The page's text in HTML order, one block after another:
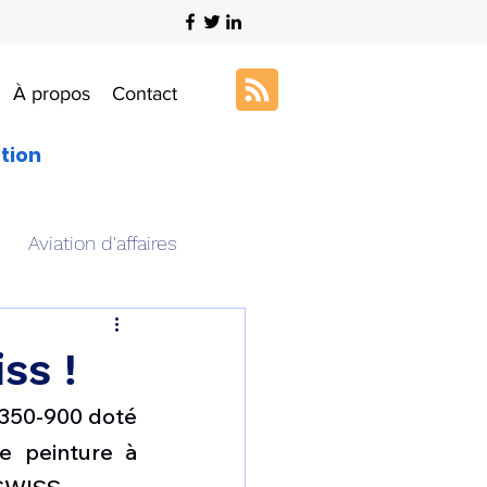
À propos Contact
Aviation d'affaires
Art & Aviation
aéronautique
!
900 doté
peinture à